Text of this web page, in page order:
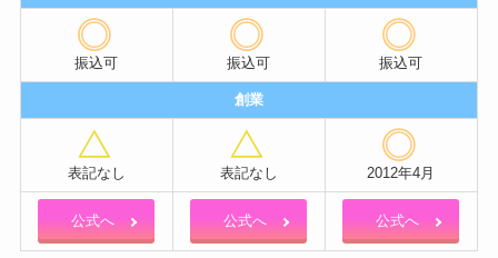
振込可 振込可 振込可
創業
表記なし 表記なし 2012年4月
公式へ 公式へ 公式へ